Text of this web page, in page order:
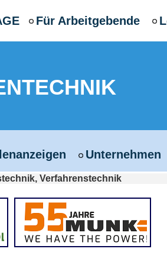
Für Arbeitgebende
Unternehmen
Verfahrenstechnik